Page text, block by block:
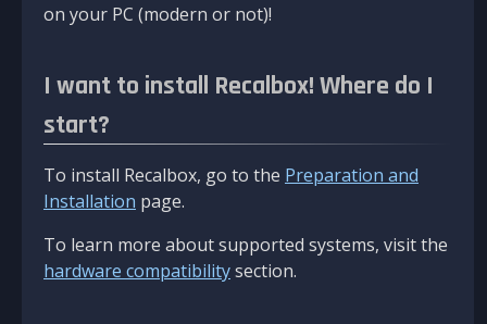
on your PC (modern or not)!
I want to install Recalbox! Where do I
start?
To install Recalbox, go to the Preparation and
Installation page.
To learn more about supported systems, visit the
hardware compatibilitysection.